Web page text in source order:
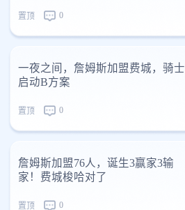
置顶 0
一夜之间，詹姆斯加盟费城，骑士
启动B方案
置顶 0
詹姆斯加盟76人，诞生3赢家3输
家！费城梭哈对了
置顶 0